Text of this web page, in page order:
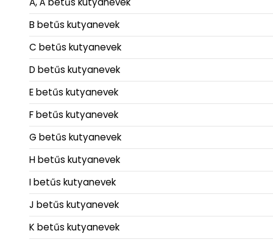
B betűs kutyanevek
C betűs kutyanevek
D betűs kutyanevek
E betűs kutyanevek
F betűs kutyanevek
G betűs kutyanevek
H betűs kutyanevek
I betűs kutyanevek
J betűs kutyanevek
K betűs kutyanevek